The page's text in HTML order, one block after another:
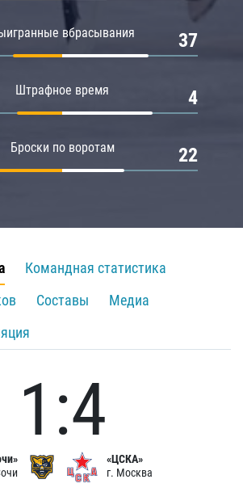
вбрасывания 37
Штрафное время 4
Броски по воротам 22
Командная статистика
Составы
Медиа
1:4
«ЦСКА»
г. Москва